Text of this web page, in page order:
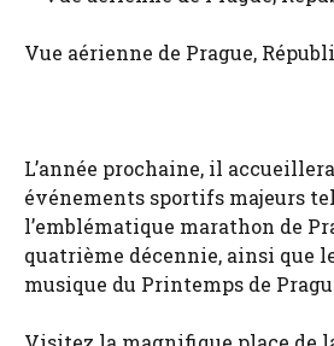
Vue aérienne de Prague,
L’année prochaine, il
événements sportifs majeurs
l’emblématique marathon de
quatrième décennie, ainsi que
musique du Printemps de